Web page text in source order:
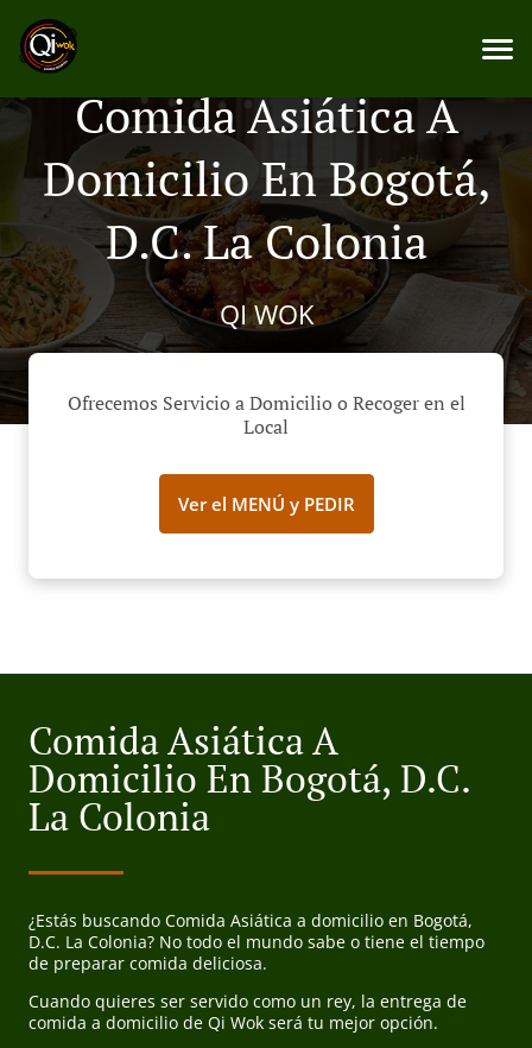
Comida Asiática A
Domicilio En Bogotá,
D.C. La Colonia
QI WOK
Ofrecemos Servicio a Domicilio o Recoger en el
Local
Ver el MENÚ y PEDIR
Comida Asiática A
Domicilio En Bogotá, D.C.
La Colonia
¿Estás buscando Comida Asiática a domicilio en Bogotá,
D.C. La Colonia? No todo el mundo sabe o tiene el tiempo
de preparar comida deliciosa.
Cuando quieres ser servido como un rey, la entrega de
comida a domicilio de Qi Wok será tu mejor opción.